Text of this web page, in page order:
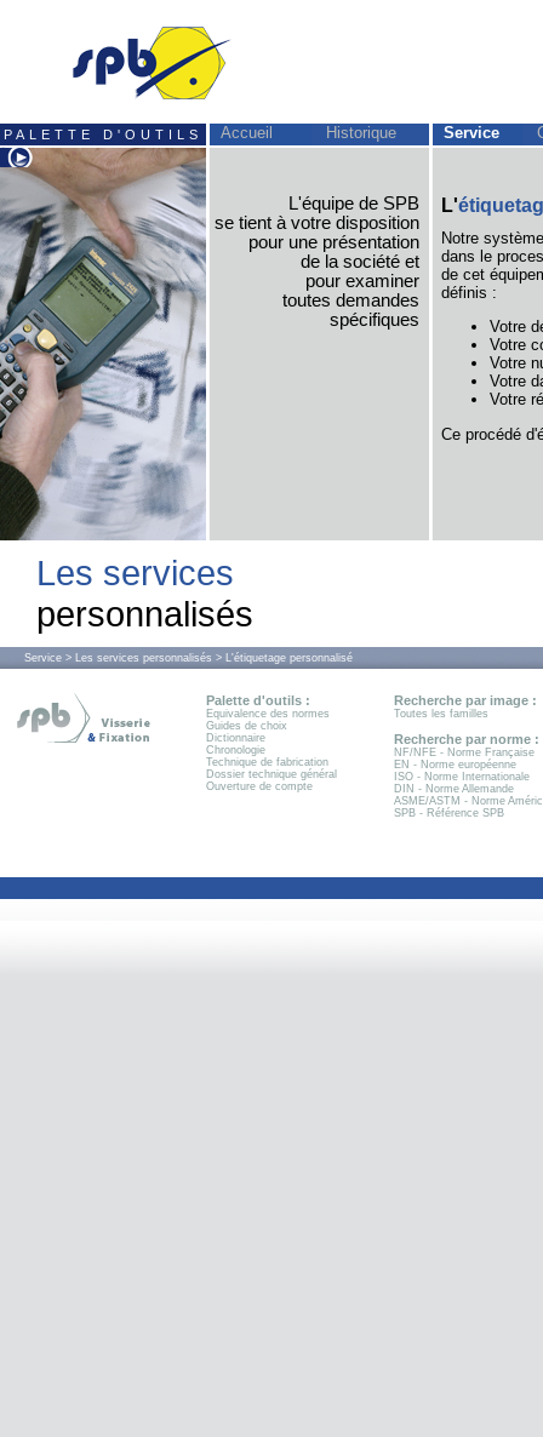
PALETTE D'OUTILS Accueil Historique Service
L'équipe de SPB
se tient à votre disposition
pour une présentation
de la société et
pour examiner
toutes demandes
spécifiques
L'
Notre
dans le
de cet
définis :
Votre
Votre
Votre
Votre
Votre
Ce procédé
Les services
personnalisés
Service > Les services personnalisés > L'étiquetage personnalisé
Palette d'outils :
Equivalence des normes
Guides de choix
Dictionnaire
Chronologie
Technique de fabrication
Dossier technique général
Ouverture de compte
Recherche par image :
Toutes les familles
Recherche par norme :
NF/NFE - Norme Française
EN - Norme européenne
ISO - Norme Internationale
DIN - Norme Allemande
ASME/ASTM - Norme
SPB - Référence SPB